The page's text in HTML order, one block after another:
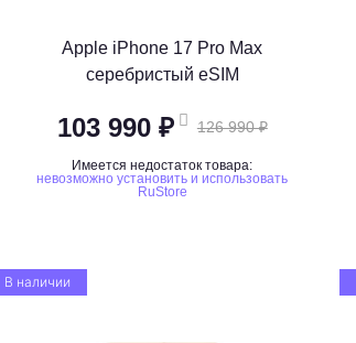
Apple iPhone 17 Pro Max
серебристый eSIM
103 990 ₽ 126 990 ₽
Имеется недостаток товара:
невозможно установить и использовать
RuStore
В наличии